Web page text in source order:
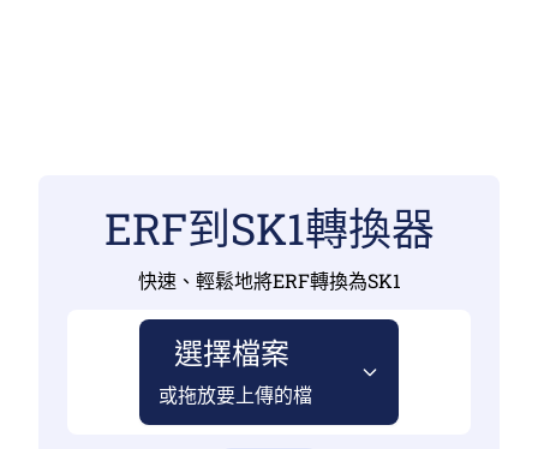
ERF到SK1轉換器
快速、輕鬆地將ERF轉換為SK1
選擇檔案
或拖放要上傳的檔